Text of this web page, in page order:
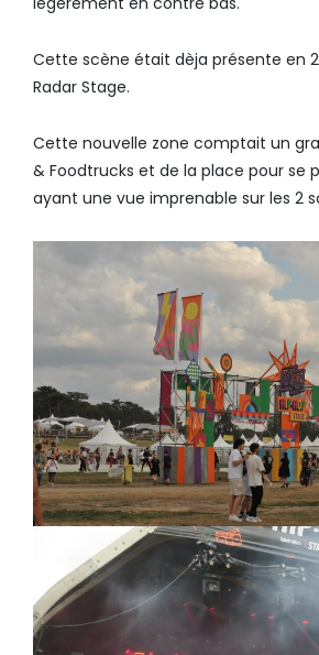
Cette scène était dèja présente en
Radar Stage.
Cette nouvelle zone comptait un
& Foodtrucks et de la place pour se
ayant une vue imprenable sur les 2